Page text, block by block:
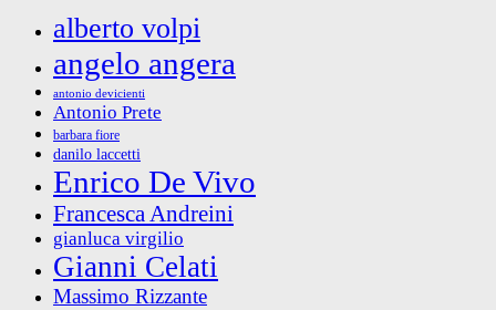
alberto volpi
angelo angera
antonio devicienti
Antonio Prete
barbara fiore
danilo laccetti
Enrico De Vivo
Francesca Andreini
gianluca virgilio
Gianni Celati
Massimo Rizzante